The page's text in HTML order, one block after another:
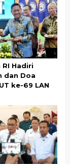
RI Hadiri
dan Doa
ke-69 LAN